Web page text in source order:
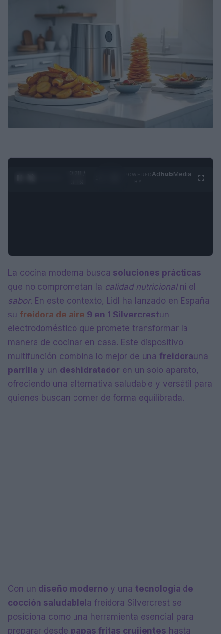
0:29 /
AdhubMedia
La cocina moderna busca soluciones prácticas
que no comprometan la calidad nutricionalni el
sabor. En este contexto, Lidl ha lanzado en España
su freidora de aire 9 en 1 Silvercrestun
electrodoméstico que promete transformar la
manera de cocinar en casa. Este dispositivo
multifunción combina lo mejor de una freidorauna
parrilla y un deshidratador en un solo aparato,
ofreciendo una alternativa saludable y versátil para
quienes buscan comer de forma equilibrada.
Con un diseño moderno y una tecnología de
cocción saludable la freidora Silvercrest se
posiciona como una herramienta esencial para
preparar desde papas fritas crujientes hasta